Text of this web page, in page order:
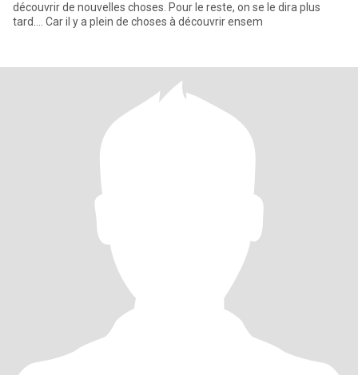
découvrir de nouvelles choses. Pour le reste, on se le dira plus
tard…. Car il y a plein de choses à découvrir ensem